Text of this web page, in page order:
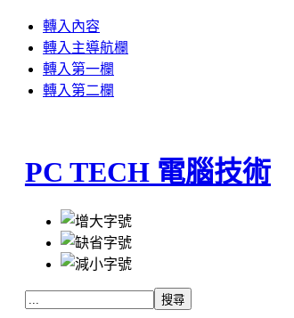
轉入內容
轉入主導航欄
轉入第一欄
轉入第二欄
PC TECH 電腦技術